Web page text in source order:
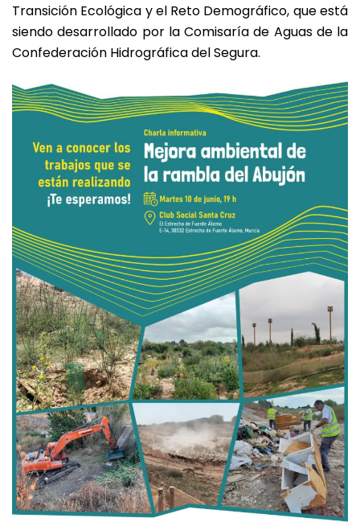
Transición Ecológica y el Reto Demográfico, que está
siendo desarrollado por la Comisaría de Aguas de la
Confederación Hidrográfica del Segura.